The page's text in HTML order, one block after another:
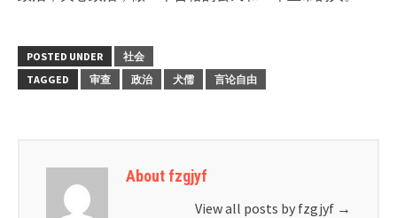
POSTED UNDER
社会
TAGGED
审查 政治 犬儒 言论自由
About fzgjyf
View all posts by fzgjyf →